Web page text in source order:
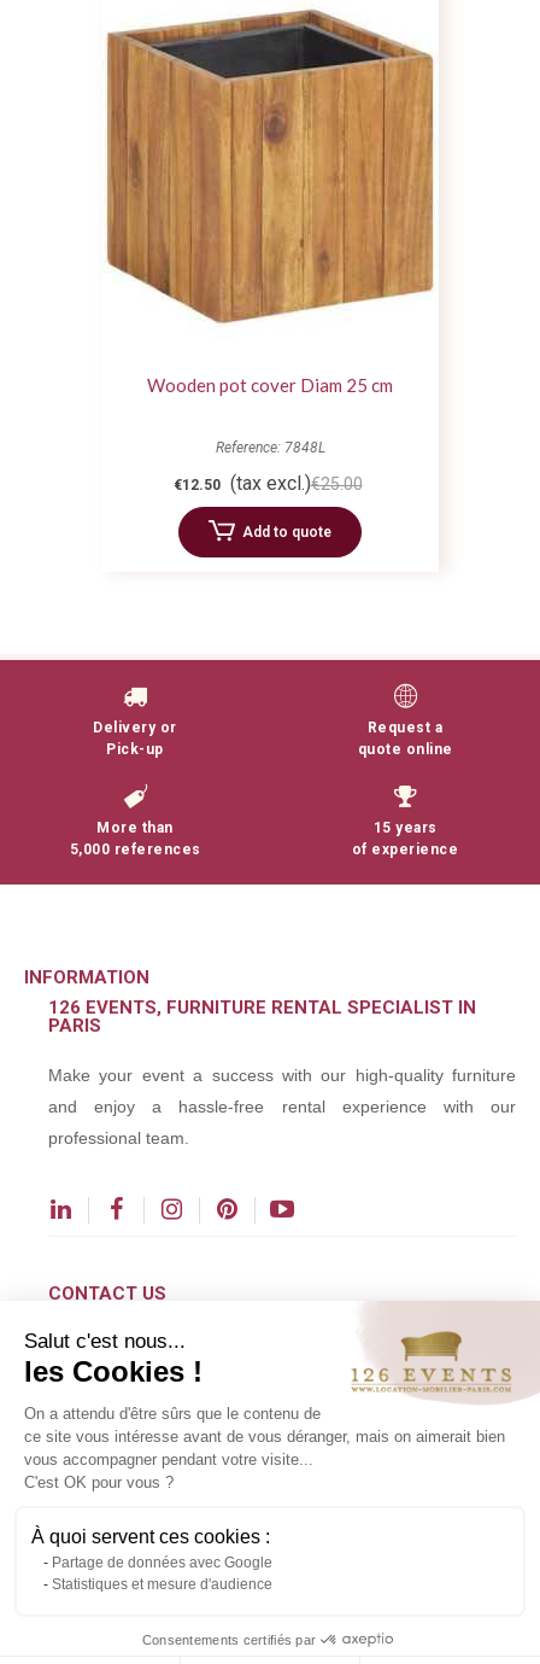
Wooden pot cover Diam 25 cm
Reference: 7848L
€12.50 (tax excl.)€25.00
Add to quote
Delivery or
Pick-up
Request a
quote online
More than
5,000 references
15 years
of experience
INFORMATION
126 EVENTS, FURNITURE RENTAL SPECIALIST IN
PARIS
Make your event a success with our high-quality furniture
and enjoy a hassle-free rental experience with our
professional team.
CONTACT US
contact@126events.com
00 331 484 300 00
00 33 148 430 190
126 avenue du Général Leclerc
93500 Pantin
Copyright ©2024 All rights reserved.
Salut c'est nous...
les Cookies !
On a attendu d'être sûrs que le contenu de
ce site vous intéresse avant de vous déranger, mais on aimerait bien
vous accompagner pendant votre visite...
C'est OK pour vous ?
À quoi servent ces cookies :
Partage de données avec Google
Statistiques et mesure d'audience
Consentements certifiés par